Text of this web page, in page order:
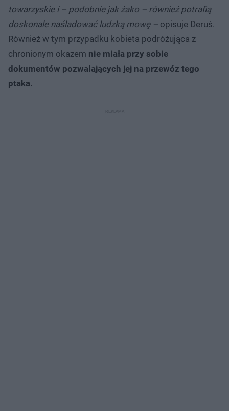
towarzyskie i – podobnie jak żako – również potrafią
doskonale naśladować ludzką mowę – opisuje Deruś.
Również w tym przypadku kobieta podróżująca z
chronionym okazem nie miała przy sobie
dokumentów pozwalających jej na przewóz tego
ptaka.